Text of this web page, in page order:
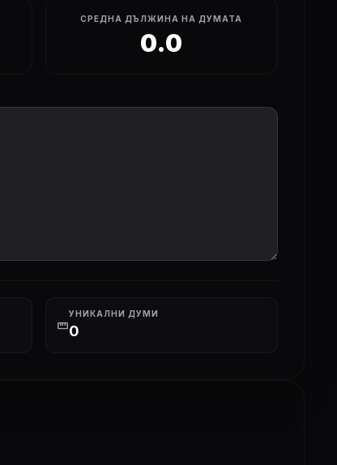
СРЕДНА ДЪЛЖИНА НА ДУМАТА
0.0
straighten
УНИКАЛНИ ДУМИ
0